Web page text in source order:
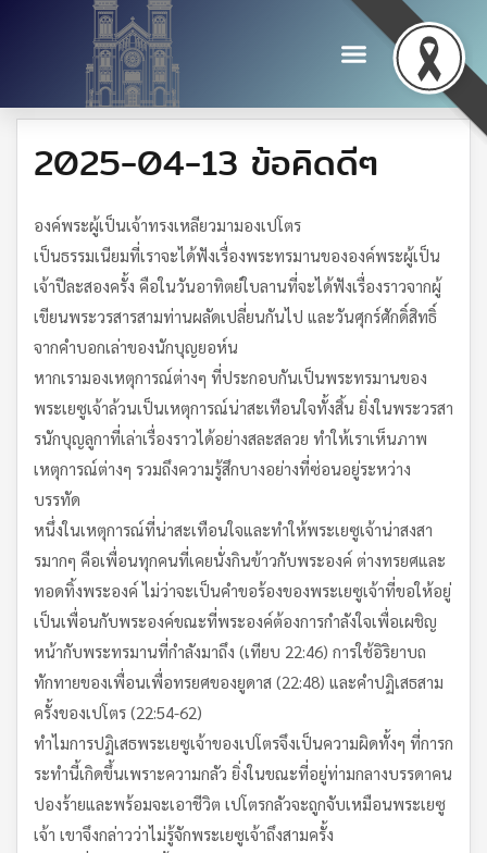
2025-04-13 ข้อคิดดีๆ
องค์พระผู้เป็นเจ้าทรงเหลียวมามองเปโตร
เป็นธรรมเนียมที่เราจะได้ฟังเรื่องพระทรมานขององค์พระผู้เป็น
เจ้าปีละสองครั้ง คือในวันอาทิตย์ใบลานที่จะได้ฟังเรื่องราวจากผู้
เขียนพระวรสารสามท่านผลัดเปลี่ยนกันไป และวันศุกร์ศักดิ์สิทธิ์
จากคำบอกเล่าของนักบุญยอห์น
หากเรามองเหตุการณ์ต่างๆ ที่ประกอบกันเป็นพระทรมานของ
พระเยซูเจ้าล้วนเป็นเหตุการณ์น่าสะเทือนใจทั้งสิ้น ยิ่งในพระวรสา
รนักบุญลูกาที่เล่าเรื่องราวได้อย่างสละสลวย ทำให้เราเห็นภาพ
เหตุการณ์ต่างๆ รวมถึงความรู้สึกบางอย่างที่ซ่อนอยู่ระหว่าง
บรรทัด
หนึ่งในเหตุการณ์ที่น่าสะเทือนใจและทำให้พระเยซูเจ้าน่าสงสา
รมากๆ คือเพื่อนทุกคนที่เคยนั่งกินข้าวกับพระองค์ ต่างทรยศและ
ทอดทิ้งพระองค์ ไม่ว่าจะเป็นคำขอร้องของพระเยซูเจ้าที่ขอให้อยู่
เป็นเพื่อนกับพระองค์ขณะที่พระองค์ต้องการกำลังใจเพื่อเผชิญ
หน้ากับพระทรมานที่กำลังมาถึง (เทียบ 22:46) การใช้อิริยาบถ
ทักทายของเพื่อนเพื่อทรยศของยูดาส (22:48) และคำปฏิเสธสาม
ครั้งของเปโตร (22:54-62)
ทำไมการปฏิเสธพระเยซูเจ้าของเปโตรจึงเป็นความผิดทั้งๆ ที่การก
ระทำนี้เกิดขึ้นเพราะความกลัว ยิ่งในขณะที่อยู่ท่ามกลางบรรดาคน
ปองร้ายและพร้อมจะเอาชีวิต เปโตรกลัวจะถูกจับเหมือนพระเยซู
เจ้า เขาจึงกล่าวว่าไม่รู้จักพระเยซูเจ้าถึงสามครั้ง